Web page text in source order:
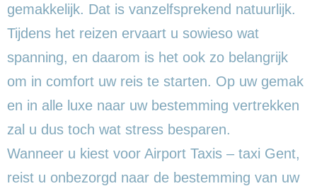
gemakkelijk. Dat is vanzelfsprekend natuurlijk.
Tijdens het reizen ervaart u sowieso wat
spanning, en daarom is het ook zo belangrijk
om in comfort uw reis te starten. Op uw gemak
en in alle luxe naar uw bestemming vertrekken
zal u dus toch wat stress besparen.
Wanneer u kiest voor Airport Taxis – taxi Gent,
reist u onbezorgd naar de bestemming van uw